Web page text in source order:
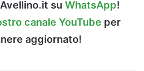
su WhatsApp!
canale YouTube per
aggiornato!